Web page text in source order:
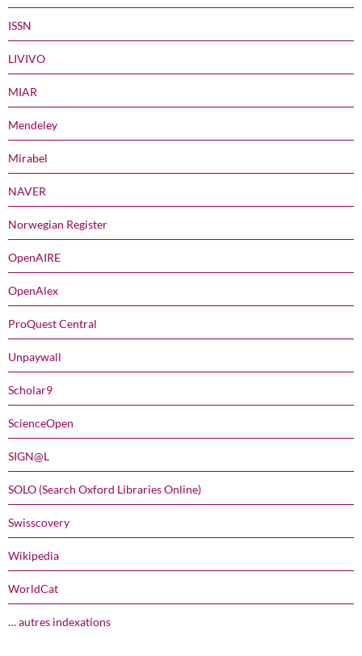
ISSN
LIVIVO
MIAR
Mendeley
Mirabel
NAVER
Norwegian Register
OpenAIRE
OpenAlex
ProQuest Central
Unpaywall
Scholar9
ScienceOpen
SIGN@L
SOLO (Search Oxford Libraries Online)
Swisscovery
Wikipedia
WorldCat
… autres indexations